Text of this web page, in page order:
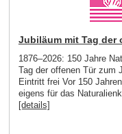
Jubiläum mit Tag der
1876–2026: 150 Jahre
Tag der offenen Tür zum
Eintritt frei Vor 150
eigens für das
[details]